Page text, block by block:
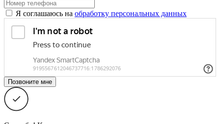
Я соглашаюсь на обработку персональных данных